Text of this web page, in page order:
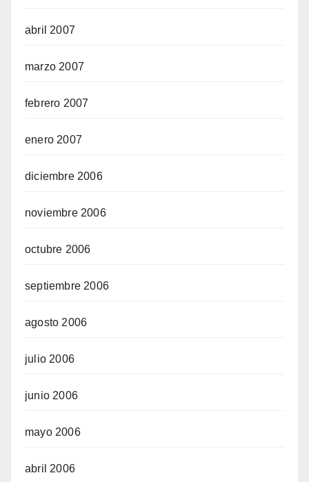
abril 2007
marzo 2007
febrero 2007
enero 2007
diciembre 2006
noviembre 2006
octubre 2006
septiembre 2006
agosto 2006
julio 2006
junio 2006
mayo 2006
abril 2006